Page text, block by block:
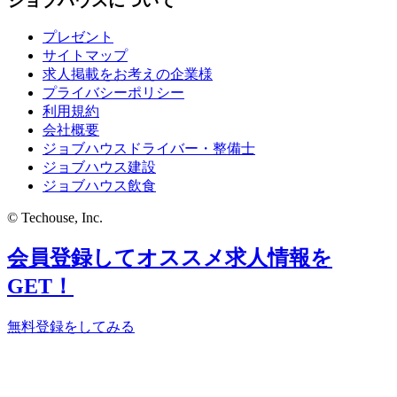
プレゼント
サイトマップ
求人掲載をお考えの企業様
プライバシーポリシー
利用規約
会社概要
ジョブハウスドライバー・整備士
ジョブハウス建設
ジョブハウス飲食
© Techouse, Inc.
会員登録してオススメ求人情報を
GET！
無料登録をしてみる